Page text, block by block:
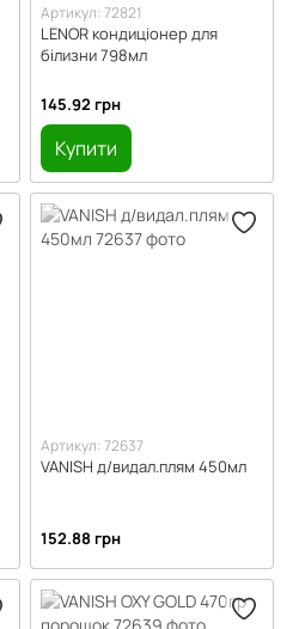
Артикул: 72821
LENOR кондиціонер для
білизни 798мл
145.92 грн
Купити
Артикул: 72637
VANISH д/видал.плям 450мл
152.88 грн